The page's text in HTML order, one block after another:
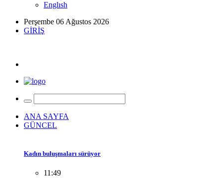
Englısh
Perşembe 06 Ağustos 2026
GİRİŞ
ANA SAYFA
GÜNCEL
Kadın buluşmaları sürüyor
11:49